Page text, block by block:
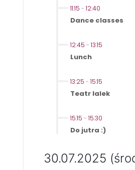
11:15 - 12:40
Dance classes
12:45 - 13:15
Lunch
13:25 - 15:15
Teatr lalek
15:15 - 15:30
Do jutra :)
30.07.2025